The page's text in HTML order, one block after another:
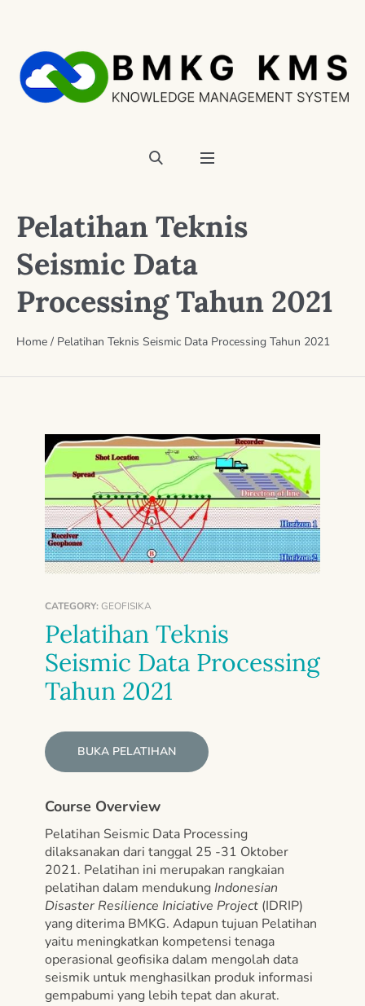
Pelatihan Teknis
Seismic Data
Processing Tahun 2021
Home / Pelatihan Teknis Seismic Data Processing Tahun 2021
CATEGORY: GEOFISIKA
Pelatihan Teknis
Seismic Data Processing
Tahun 2021
BUKA PELATIHAN
Course Overview
Pelatihan Seismic Data Processing
dilaksanakan dari tanggal 25 -31 Oktober
2021. Pelatihan ini merupakan rangkaian
pelatihan dalam mendukung Indonesian
Disaster Resilience Iniciative Project (IDRIP)
yang diterima BMKG. Adapun tujuan Pelatihan
yaitu meningkatkan kompetensi tenaga
operasional geofisika dalam mengolah data
seismik untuk menghasilkan produk informasi
gempabumi yang lebih tepat dan akurat.